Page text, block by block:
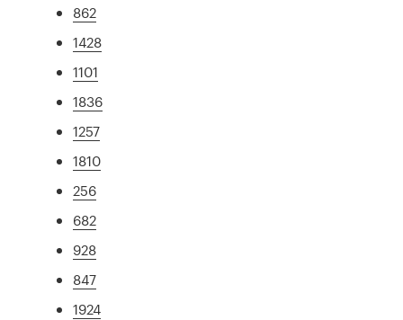
862
1428
1101
1836
1257
1810
256
682
928
847
1924